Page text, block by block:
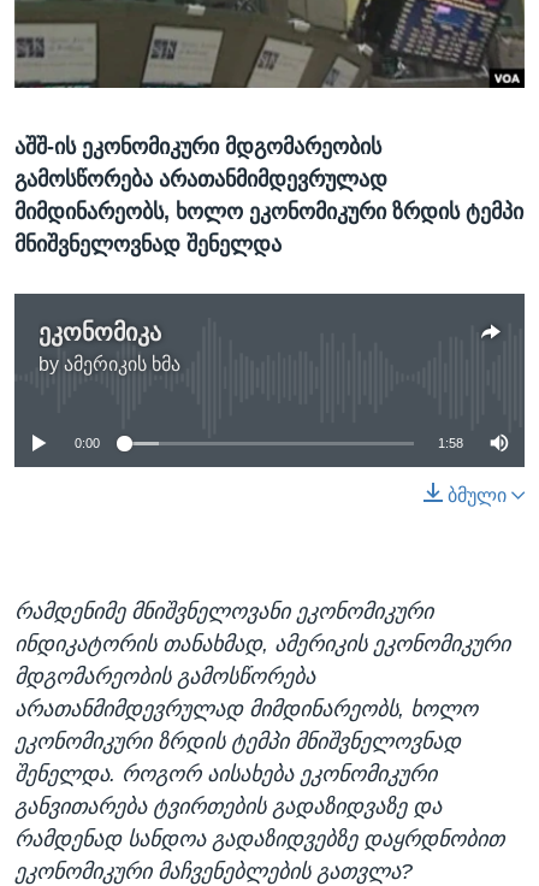
ᲡᲢᲣᲓᲘᲐ ᲕᲐᲨᲘᲜᲒᲢᲝᲜᲘ
ᲔᲙᲝᲜᲝᲛᲘᲙᲐ
ᲯᲐᲜᲛᲠᲗᲔᲚᲝᲑᲐ
ᲘᲜᲢᲔᲠᲕᲘᲣ
ᲙᲣᲚᲢᲣᲠᲐ
ᲒᲐᲚᲘᲚᲔᲝ
Learning English
ენები
აშშ-ის ეკონომიკური მდგომარეობის
გამოსწორება არათანმიმდევრულად
მიმდინარეობს, ხოლო ეკონომიკური ზრდის ტემპი
მნიშვნელოვნად შენელდა
ეკონომიკა
by ამერიკის ხმა
No media source currently available
0:00 1:58
ბმული
რამდენიმე მნიშვნელოვანი ეკონომიკური
ინდიკატორის თანახმად, ამერიკის ეკონომიკური
მდგომარეობის გამოსწორება
არათანმიმდევრულად მიმდინარეობს, ხოლო
ეკონომიკური ზრდის ტემპი მნიშვნელოვნად
შენელდა. როგორ აისახება ეკონომიკური
განვითარება ტვირთების გადაზიდვაზე და
რამდენად სანდოა გადაზიდვებზე დაყრდნობით
ეკონომიკური მაჩვენებლების გათვლა?